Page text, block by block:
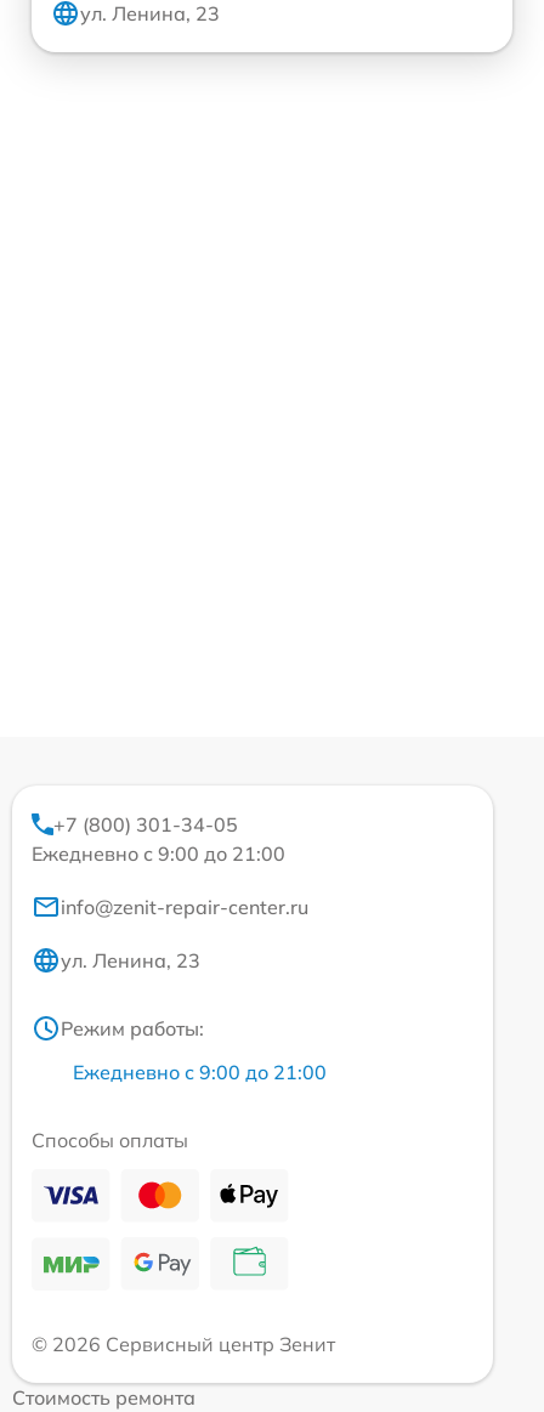
ул. Ленина, 23
+7 (800) 301-34-05
Ежедневно с 9:00 до 21:00
info@zenit-repair-center.ru
ул. Ленина, 23
Режим работы:
Ежедневно с 9:00 до 21:00
Способы оплаты
© 2026 Сервисный центр Зенит
Стоимость ремонта